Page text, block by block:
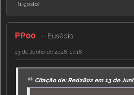
(1 gosto)
PP00 Eusébio
13 de Junho de 2026, 17:18
Citação de: Red2802 em 13 de